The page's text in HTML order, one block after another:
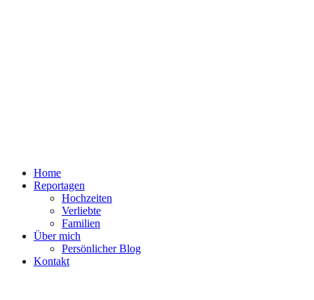
Home
Reportagen
Hochzeiten
Verliebte
Familien
Über mich
Persönlicher Blog
Kontakt